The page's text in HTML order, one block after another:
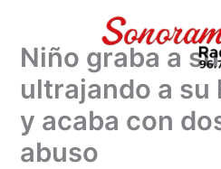
contenido
Niño graba a
ultrajando a su
y acaba con
abuso